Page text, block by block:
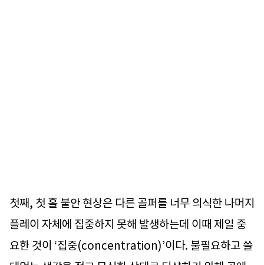
첫째, 첫 홀 불안 현상은 다른 골퍼를 너무 의식한 나머지
플레이 자체에 집중하지 못해 발생하는데 이때 제일 중
요한 것이 ‘집중(concentration)’이다. 불필요하고 쓸